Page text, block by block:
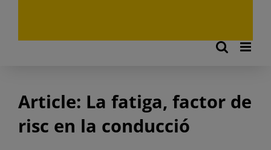
Article: La fatiga, factor de
risc en la conducció